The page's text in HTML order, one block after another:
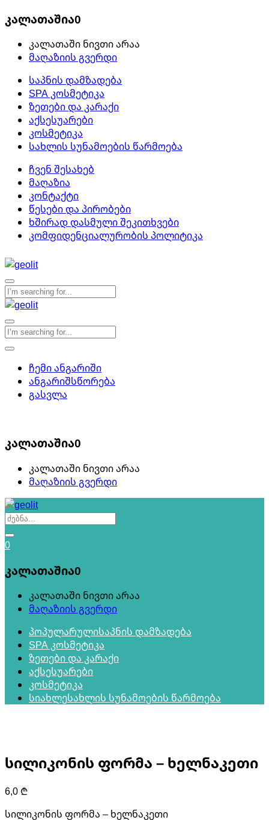
კალათაშია0
კალათაში ნივთი არაა
მაღაზიის გვერდი
საპნის დამზადება
SPA კოსმეტიკა
ზეთები და კარაქი
აქსესუარები
კოსმეტიკა
სახლის სუნამოების წარმოება
ჩვენ შესახებ
მაღაზია
კონტაქტი
წესები და პირობები
ხშირად დასმული შეკითხვები
კომფიდენციალურობის პოლიტიკა
ჩემი ანგარიში
ანგარიშსწორება
გასვლა
კალათაშია0
კალათაში ნივთი არაა
მაღაზიის გვერდი
0
კალათაშია0
კალათაში ნივთი არაა
მაღაზიის გვერდი
პოპულარულისაპნის დამზადება
SPA კოსმეტიკა
ზეთები და კარაქი
აქსესუარები
კოსმეტიკა
სიახლესახლის სუნამოების წარმოება
სილიკონის ფორმა – ხელნაკეთი
6,0 ₾
სილიკონის ფორმა – ხელნაკეთი